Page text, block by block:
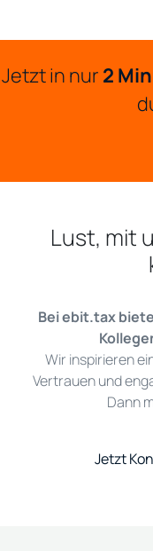
Jetzt in nur 2
Lust, mit
Bei ebit.tax
Wir inspirieren
Vertrauen und
Dann
Jetzt